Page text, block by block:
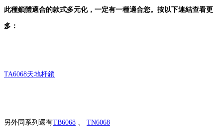
此種鎖體適合的款式多元化，一定有一種適合您。按以下連結查看更
多：
TA6068天地杆鎖
另外同系列還有TB6068 、 TN6068